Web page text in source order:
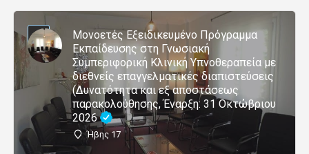
Μονοετές Εξειδικευμένο Πρόγραμμα
Εκπαίδευσης στη Γνωσιακή
Συμπεριφορική Κλινική Υπνοθεραπεία με
διεθνείς επαγγελματικές διαπιστεύσεις
(Δυνατότητα και εξ αποστάσεως
παρακολούθησης, Έναρξη: 31 Οκτώβριου
2026
Ήβης 17